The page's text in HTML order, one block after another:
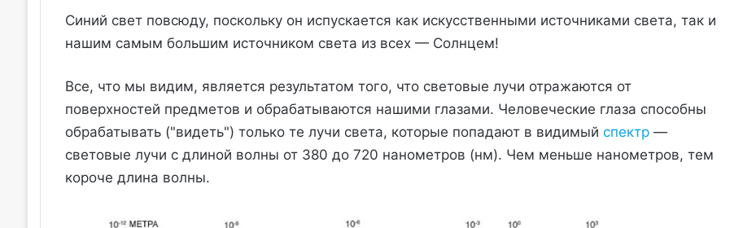
Синий свет повсюду, поскольку он испускается как искусственными источниками света, так и
нашим самым большим источником света из всех — Солнцем!
Все, что мы видим, является результатом того, что световые лучи отражаются от
поверхностей предметов и обрабатываются нашими глазами. Человеческие глаза способны
обрабатывать ("видеть") только те лучи света, которые попадают в видимый спектр—
световые лучи с длиной волны от 380 до 720 нанометров (нм). Чем меньше нанометров, тем
короче длина волны.